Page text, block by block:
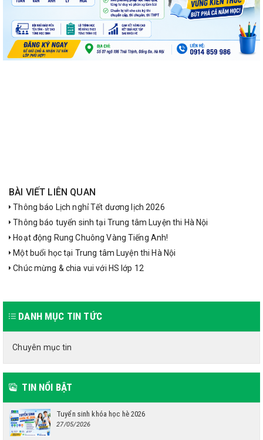
BÀI VIẾT LIÊN QUAN
Thông báo Lịch nghỉ Tết dương lịch 2026
Thông báo tuyển sinh tại Trung tâm Luyện thi Hà Nội
Hoạt động Rung Chuông Vàng Tiếng Anh!
Một buổi học tại Trung tâm Luyện thi Hà Nội
Chúc mừng & chia vui với HS lớp 12
DANH MỤC TIN TỨC
Chuyên mục tin
TIN NỔI BẬT
Tuyển sinh khóa học hè 2026
27/05/2026